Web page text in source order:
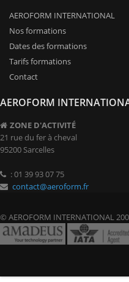
AEROFORM INTERNATIONAL
Nos formations
Dates des formations
Tarifs formations
Contact
AEROFORM
ZONE D'ACTIVITÉ
21 rue du fer à cheval
95200 Sarcelles
: 01 39 93 07 75
contact@aeroform.fr
© AEROFORM INTERNATIONAL